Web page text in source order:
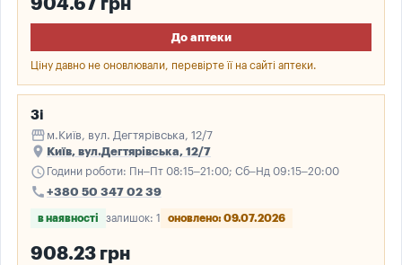
904.67 грн
До аптеки
Ціну давно не оновлювали, перевірте її на сайті аптеки.
3і
storefront м.Київ, вул. Дегтярівська, 12/7
place Київ, вул.Дегтярівська, 12/7
schedule Години роботи: Пн–Пт 08:15–21:00; Сб–Нд 09:15–20:00
call +380 50 347 02 39
в наявності залишок: 1 оновлено: 09.07.2026
908.23 грн